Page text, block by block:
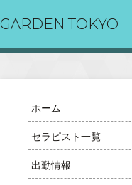
GARDEN TOKYO
ホーム
セラピスト一覧
出勤情報